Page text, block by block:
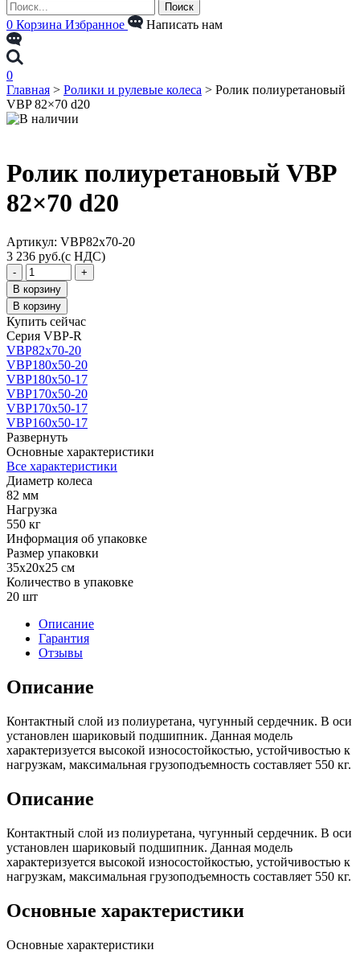
0 Корзина Избранное Написать нам
0
Главная > Ролики и рулевые колеса > Ролик полиуретановый
VBP 82×70 d20
Ролик полиуретановый VBP
82×70 d20
Aртикул: VBP82x70-20
3 236 руб.(с НДС)
Количество
товара
Ролик
полиуретановый
VBP
82x70
d20
-
+
В корзину
В корзину
Купить сейчас
Серия VBP-R
VBP82x70-20
VBP180x50-20
VBP180x50-17
VBP170x50-20
VBP170x50-17
VBP160x50-17
Развернуть
Основные характеристики
Все характеристики
Диаметр колеса
82 мм
Нагрузка
550 кг
Информация об упаковке
Размер упаковки
35x20x25 см
Количество в упаковке
20 шт
Описание
Гарантия
Отзывы
Описание
Контактный слой из полиуретана, чугунный сердечник. В оси
установлен шариковый подшипник. Данная модель
характеризуется высокой износостойкостью, устойчивостью к
нагрузкам, максимальная грузоподъемность составляет 550 кг.
Описание
Контактный слой из полиуретана, чугунный сердечник. В оси
установлен шариковый подшипник. Данная модель
характеризуется высокой износостойкостью, устойчивостью к
нагрузкам, максимальная грузоподъемность составляет 550 кг.
Основные характеристики
Основные характеристики